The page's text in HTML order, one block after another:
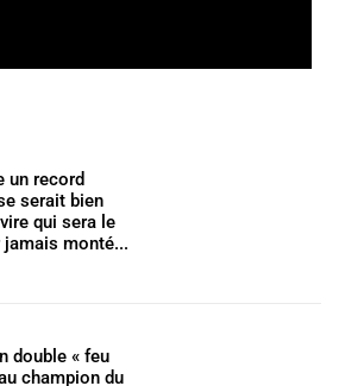
un record
serait bien
qui sera le
monté...
double « feu
champion du